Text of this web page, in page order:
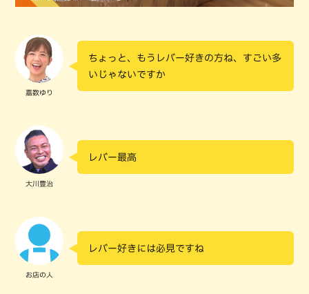
嘉数ゆり
ちょっと、もうレバー好きの方ね、すごい多
いじゃないですか
大川豊治
レバー最高
お店の人
レバー好きには必見ですね